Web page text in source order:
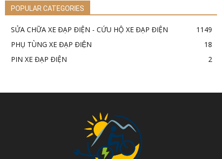
POPULAR CATEGORIES
SỬA CHỮA XE ĐẠP ĐIỆN - CỨU HỘ XE ĐẠP ĐIỆN
1149
PHỤ TÙNG XE ĐẠP ĐIỆN
18
PIN XE ĐẠP ĐIỆN
2